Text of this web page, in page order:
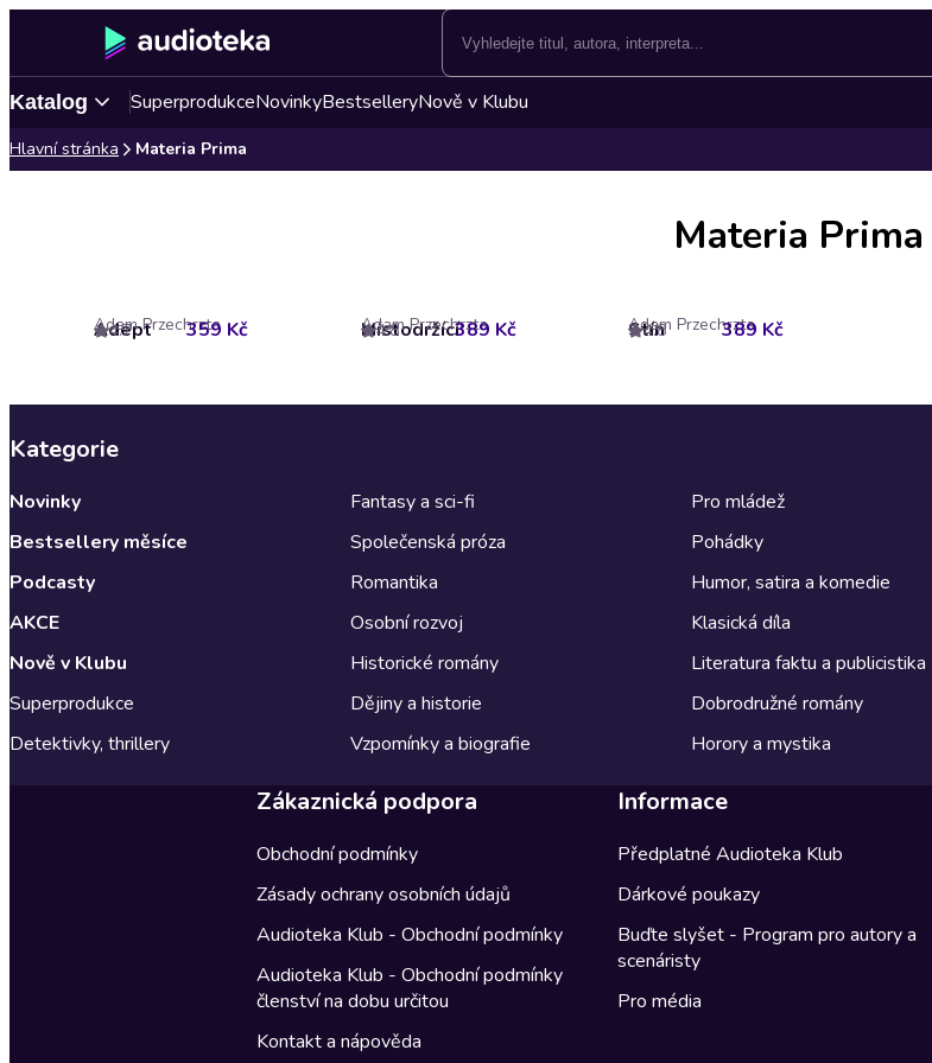
Katalog SuperprodukceNovinkyBestselleryNově v Klubu
Hlavní stránka Materia Prima
Materia Prima
Adept
Adam Przechrzta
4.7 359 Kč Místodržící
Adam Przechrzta
4.8 389 Kč Stín
Adam Przechrzta
4.8 389 Kč
Kategorie
Novinky
Bestsellery měsíce
Podcasty
AKCE
Nově v Klubu
Superprodukce
Detektivky, thrillery
Fantasy a sci-fi
Společenská próza
Romantika
Osobní rozvoj
Historické romány
Dějiny a historie
Vzpomínky a biografie
Pro mládež
Pohádky
Humor, satira a komedie
Klasická díla
Literatura faktu a publicistika
Dobrodružné romány
Horory a mystika
Zákaznická podpora
Obchodní podmínky
Zásady ochrany osobních údajů
Audioteka Klub - Obchodní podmínky
Audioteka Klub - Obchodní podmínky
členství na dobu určitou
Kontakt a nápověda
Informace
Předplatné Audioteka Klub
Dárkové poukazy
Buďte slyšet - Program pro autory a
scenáristy
Pro média